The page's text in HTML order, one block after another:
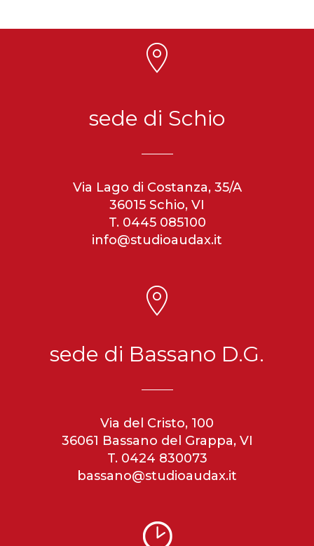
sede di Schio
Via Lago di Costanza, 35/A
36015 Schio, VI
T. 0445 085100
info@studioaudax.it
sede di Bassano D.G.
Via del Cristo, 100
36061 Bassano del Grappa, VI
T. 0424 830073
bassano@studioaudax.it